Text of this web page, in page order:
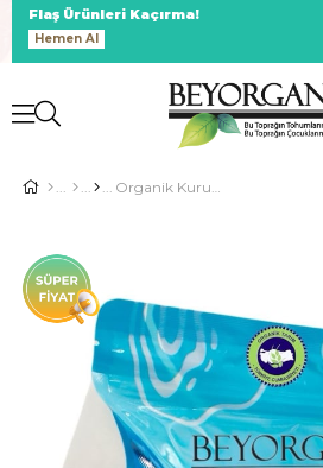
Flaş Ürünleri Kaçırma!
Hemen Al
Organik Kuru Fasulye Çalı 2,5kg (PESTİSİT VE AFLATOKSİN ANALİZLİ)